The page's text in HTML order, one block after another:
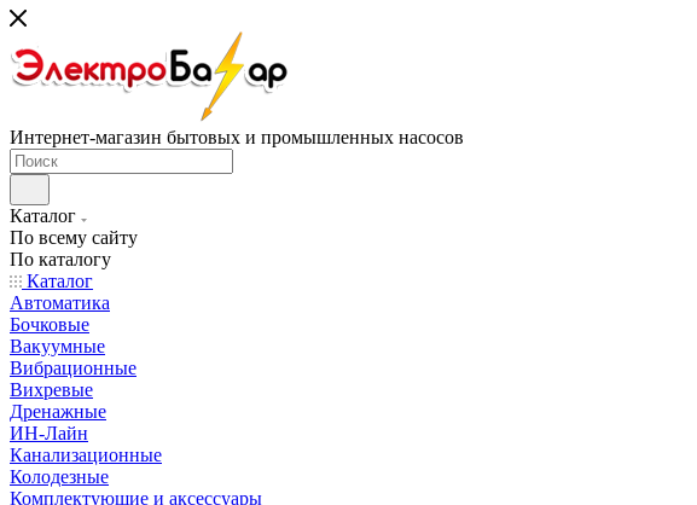
Интернет-магазин бытовых и промышленных насосов
Каталог
По всему сайту
По каталогу
Каталог
Автоматика
Бочковые
Вакуумные
Вибрационные
Вихревые
Дренажные
ИН-Лайн
Канализационные
Колодезные
Комплектующие и аксессуары